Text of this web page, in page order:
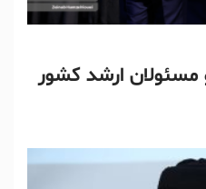
مسئولان ارشد کشور